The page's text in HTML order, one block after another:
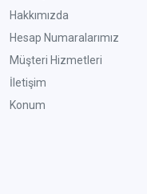
Hakkımızda
Hesap Numaralarımız
Müşteri Hizmetleri
İletişim
Konum